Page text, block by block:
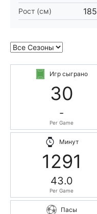
Рост (см) 185
Игр сыграно
30
-
Per Game
Минут
1291
43.0
Per Game
Пасы